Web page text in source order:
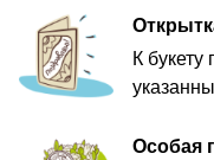
К
Особая